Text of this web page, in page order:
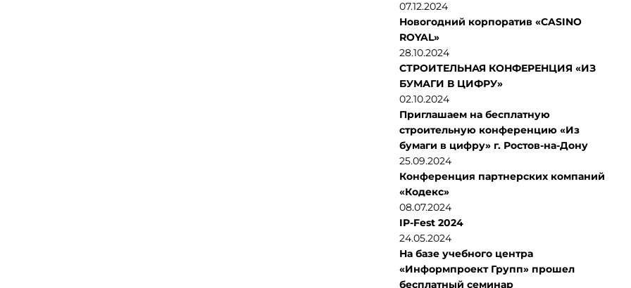
07.12.2024
Новогодний корпоратив «CASINO
ROYAL»
28.10.2024
СТРОИТЕЛЬНАЯ КОНФЕРЕНЦИЯ «ИЗ
БУМАГИ В ЦИФРУ»
02.10.2024
Приглашаем на бесплатную
строительную конференцию «Из
бумаги в цифру» г. Ростов-на-Дону
25.09.2024
Конференция партнерских компаний
«Кодекс»
08.07.2024
IP-Fest 2024
24.05.2024
На базе учебного центра
«Информпроект Групп» прошел
бесплатный семинар